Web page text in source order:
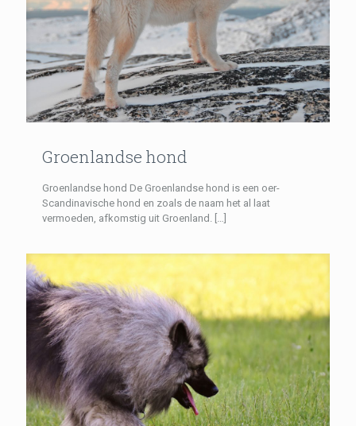
Groenlandse hond
Groenlandse hond De Groenlandse hond is een oer-
Scandinavische hond en zoals de naam het al laat
vermoeden, afkomstig uit Groenland. […]